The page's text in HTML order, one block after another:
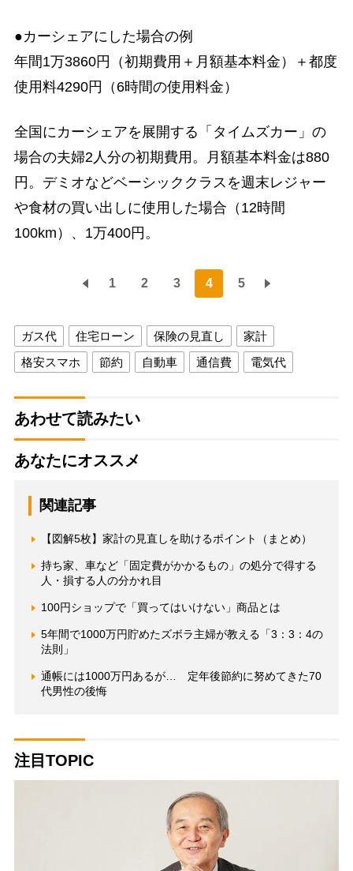
●カーシェアにした場合の例
年間1万3860円（初期費用＋月額基本料金）＋都度
使用料4290円（6時間の使用料金）
全国にカーシェアを展開する「タイムズカー」の
場合の夫婦2人分の初期費用。月額基本料金は880
円。デミオなどベーシッククラスを週末レジャー
や食材の買い出しに使用した場合（12時間
100km）、1万400円。
1 2 3 4 5
ガス代 住宅ローン 保険の見直し
家計
格安スマホ
節約 自動車 通信費 電気代
あわせて読みたい
あなたにオススメ
関連記事
【図解5枚】家計の見直しを助けるポイント（まとめ）
持ち家、車など「固定費がかかるもの」の処分で得する
人・損する人の分かれ目
100円ショップで「買ってはいけない」商品とは
5年間で1000万円貯めたズボラ主婦が教える「3：3：4の
法則」
通帳には1000万円あるが… 定年後節約に努めてきた70
代男性の後悔
注目TOPIC